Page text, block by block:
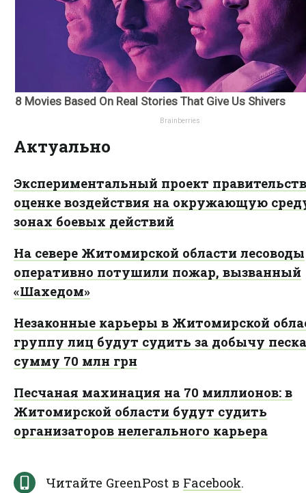
Актуально
Экспериментальный проект
оценке воздействия на окружающую
зонах боевых действий
На севере Житомирской области лесоводы
оперативно потушили пожар, вызванный
«Шахедом»
Незаконные карьеры в Житомирской
группу лиц будут судить за добычу
сумму 70 млн грн
Песчаная махинация на 70 миллионов: в
Житомирской области будут судить
организаторов нелегального карьера
Читайте GreenPost в Facebook.